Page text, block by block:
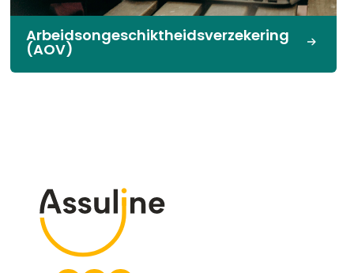
Arbeids­ongeschikt­heids­verzekering
(AOV)